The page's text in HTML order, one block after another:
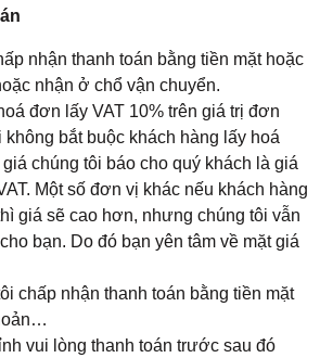
nhận thanh toán bằng tiền mặt hoặc
nhận ở chổ vận chuyển.
đơn lấy VAT 10% trên giá trị đơn
không bắt buộc khách hàng lấy hoá
chúng tôi báo cho quý khách là giá
Một số đơn vị khác nếu khách hàng
giá sẽ cao hơn, nhưng chúng tôi vẫn
bạn. Do đó bạn yên tâm về mặt giá
chấp nhận thanh toán bằng tiền mặt
vui lòng thanh toán trước sau đó